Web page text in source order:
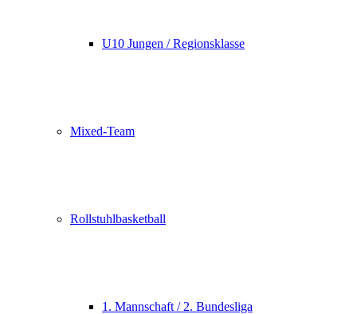
U10 Jungen / Regionsklasse
Mixed-Team
Rollstuhlbasketball
1. Mannschaft / 2. Bundesliga